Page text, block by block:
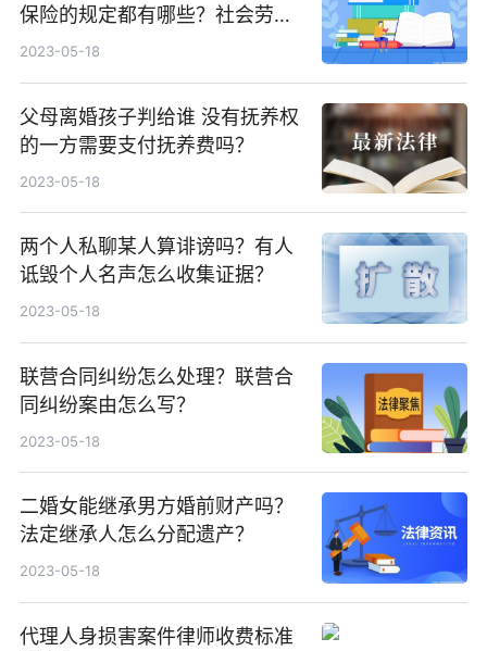
保险的规定都有哪些？社会劳动
保险缴纳标准是什么？
2023-05-18
父母离婚孩子判给谁 没有抚养权
的一方需要支付抚养费吗？
2023-05-18
两个人私聊某人算诽谤吗？有人
诋毁个人名声怎么收集证据？
2023-05-18
联营合同纠纷怎么处理？联营合
同纠纷案由怎么写？
2023-05-18
二婚女能继承男方婚前财产吗？
法定继承人怎么分配遗产？
2023-05-18
代理人身损害案件律师收费标准